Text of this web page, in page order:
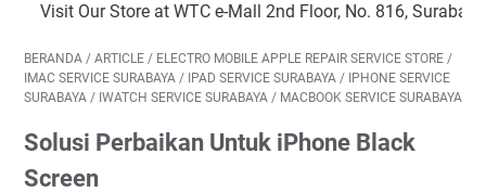
at WTC e-Mall 2nd Floor, No. 816, Surabaya City
BERANDA / ARTICLE / ELECTRO MOBILE APPLE REPAIR SERVICE STORE /
IMAC SERVICE SURABAYA / IPAD SERVICE SURABAYA / IPHONE SERVICE
SURABAYA / IWATCH SERVICE SURABAYA / MACBOOK SERVICE SURABAYA
Solusi Perbaikan Untuk iPhone Black
Screen